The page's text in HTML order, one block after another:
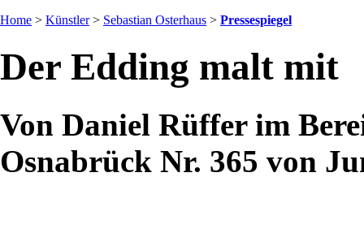
Home > Künstler > Sebastian Osterhaus > Pressespiegel
Der Edding malt mit
Von Daniel Rüffer im
Osnabrück Nr. 365 von